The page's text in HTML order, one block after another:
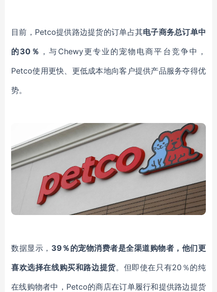
目前， Petco提供路边提货的订单占其电子商务总订单中
的30％ ，与 Chewy更专业的宠物电商平台竞争中 ，
Petco使用更快、 更低成本地向客户提供产品服务夺得优
势。
数据显示， 39％的宠物消费者是全渠道购物者，他们更
喜欢选择在线购买和路边提货。 但即使在只有20％的纯
在线购物者中， Petco的商店在订单履行和提供路边提货